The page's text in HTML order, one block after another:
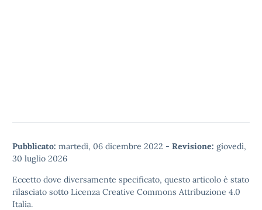
Pubblicato: martedì, 06 dicembre 2022 - Revisione: giovedì,
30 luglio 2026
Eccetto dove diversamente specificato, questo articolo è stato
rilasciato sotto Licenza Creative Commons Attribuzione 4.0
Italia.